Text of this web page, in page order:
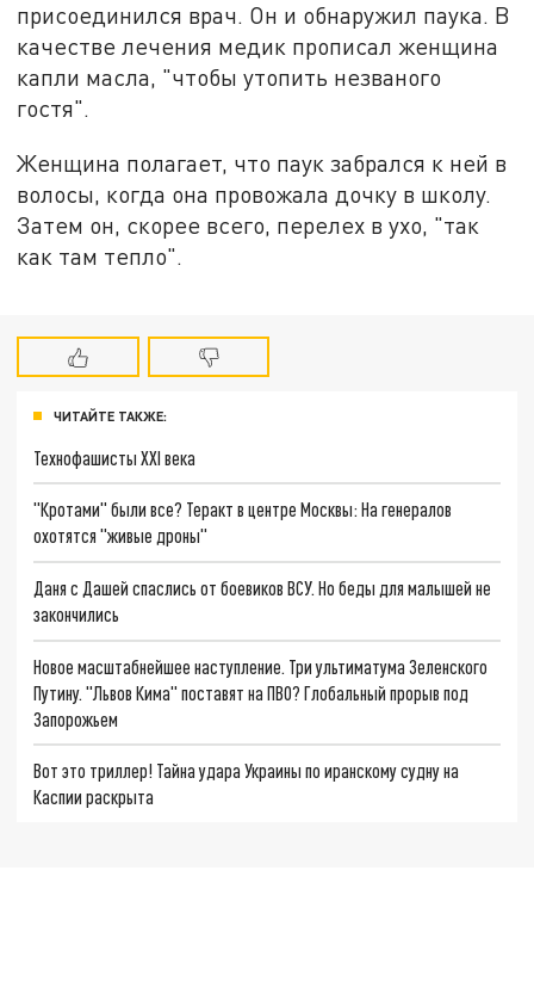
присоединился врач. Он и обнаружил паука. В
качестве лечения медик прописал женщина
капли масла, "чтобы утопить незваного
гостя".
Женщина полагает, что паук забрался к ней в
волосы, когда она провожала дочку в школу.
Затем он, скорее всего, перелех в ухо, "так
как там тепло".
ЧИТАЙТЕ ТАКЖЕ:
Технофашисты XXI века
"Кротами" были все? Теракт в центре Москвы: На генералов
охотятся "живые дроны"
Даня с Дашей спаслись от боевиков ВСУ. Но беды для малышей не
закончились
Новое масштабнейшее наступление. Три ультиматума Зеленского
Путину. "Львов Кима" поставят на ПВО? Глобальный прорыв под
Запорожьем
Вот это триллер! Тайна удара Украины по иранскому судну на
Каспии раскрыта